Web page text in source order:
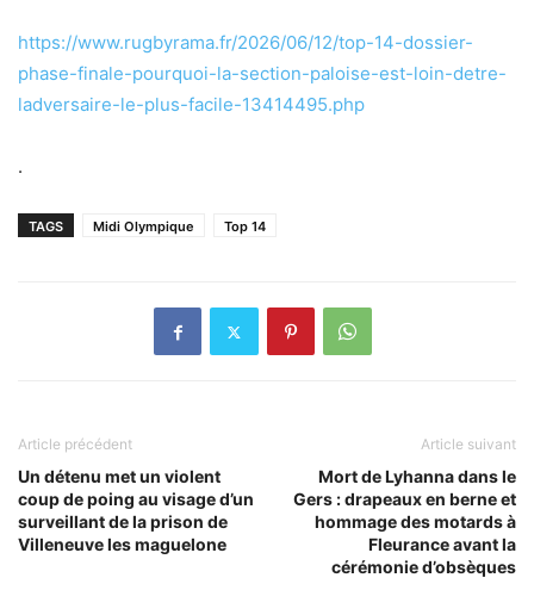
https://www.rugbyrama.fr/2026/06/12/top-14-dossier-
phase-finale-pourquoi-la-section-paloise-est-loin-detre-
ladversaire-le-plus-facile-13414495.php
.
TAGS Midi Olympique Top 14
Article précédent
Un détenu met un violent
coup de poing au visage d’un
surveillant de la prison de
Villeneuve les maguelone
Article suivant
Mort de Lyhanna dans le
Gers : drapeaux en berne et
hommage des motards à
Fleurance avant la
cérémonie d’obsèques